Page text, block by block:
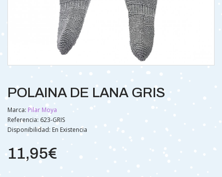
POLAINA DE LANA GRIS
Marca: Pilar Moya
Referencia: 623-GRIS
Disponibilidad: En Existencia
11,95€